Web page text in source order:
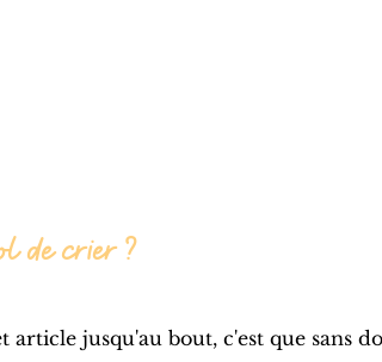
de crier ?
article jusqu'au bout, c'est que sans